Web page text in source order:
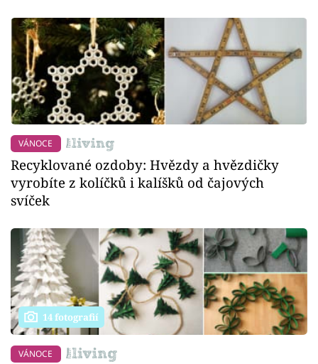
VÁNOCE
Recyklované ozdoby: Hvězdy a hvězdičky
vyrobíte z kolíčků i kalíšků od čajových
svíček
14 fotografií
VÁNOCE